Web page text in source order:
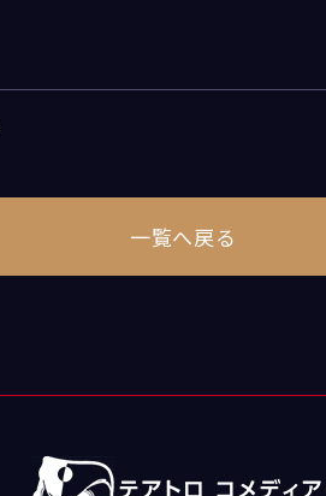
一覧へ戻る